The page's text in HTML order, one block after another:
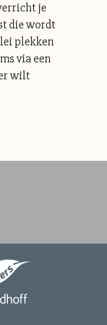
je
die wordt
plekken
via een
wilt